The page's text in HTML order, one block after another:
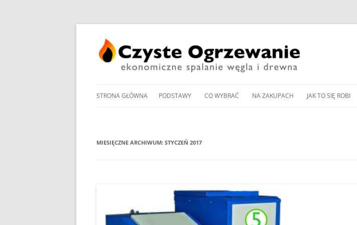
do
STRONA GŁÓWNA PODSTAWY
RODZAJE KOTŁÓW WĘGLOWYCH
MANDAT ZA PALENIE W PIECU –
CO WYBRAĆ
PROMIENNIKI PODCZERWIENI
W OGRZEWANIU MIESZKAŃ
POMPA CIEPŁA POWIETRZNA
NA ZAKUPACH
KOTŁÓW ZASYPOWYCH
NA WĘGIEL I DREWNO
JAK TO SIĘ ROBI
MIESIĘCZNE ARCHIWUM: STYCZEŃ 2017